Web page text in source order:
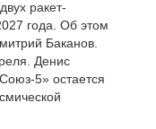
ракет-
года. Об этом
Баканов.
Денис
5» остается